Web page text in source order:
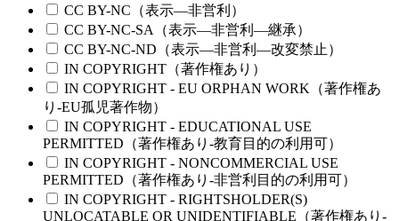
CC BY-NC（表示—非営利）
CC BY-NC-SA（表示—非営利—継承）
CC BY-NC-ND（表示—非営利—改変禁止）
IN COPYRIGHT（著作権あり）
IN COPYRIGHT - EU ORPHAN WORK（著作権あ
り-EU孤児著作物）
IN COPYRIGHT - EDUCATIONAL USE
PERMITTED（著作権あり-教育目的の利用可）
IN COPYRIGHT - NONCOMMERCIAL USE
PERMITTED（著作権あり-非営利目的の利用可）
IN COPYRIGHT - RIGHTSHOLDER(S)
UNLOCATABLE OR UNIDENTIFIABLE（著作権あり-